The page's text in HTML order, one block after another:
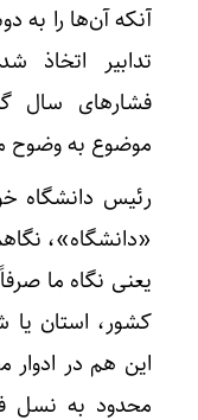
آنکه آن‌ها را به
تدابیر اتخاذ
فشارهای سال
موضوع به وضوح
رئیس دانشگاه
«دانشگاه»،
یعنی نگاه ما
کشور، استان
این هم در
محدود به نسل